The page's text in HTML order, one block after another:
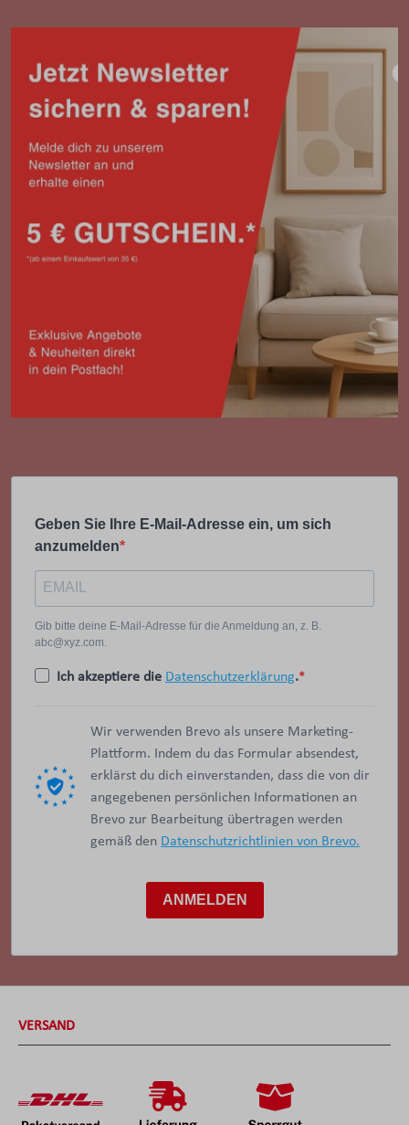
Geben Sie Ihre E-Mail-Adresse ein, um sich
anzumelden
Gib bitte deine E-Mail-Adresse für die Anmeldung an, z. B.
abc@xyz.com.
Ich akzeptiere die Datenschutzerklärung.
Wir verwenden Brevo als unsere Marketing-
Plattform. Indem du das Formular absendest,
erklärst du dich einverstanden, dass die von dir
angegebenen persönlichen Informationen an
Brevo zur Bearbeitung übertragen werden
gemäß den Datenschutzrichtlinien von Brevo.
ANMELDEN
VERSAND